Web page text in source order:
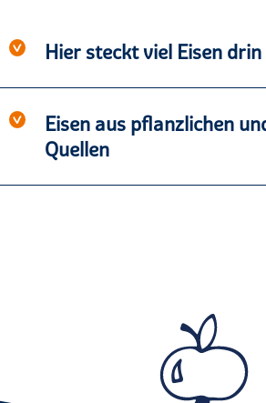
Hier steckt viel Eisen drin
Eisen aus pflanzlichen
Quellen